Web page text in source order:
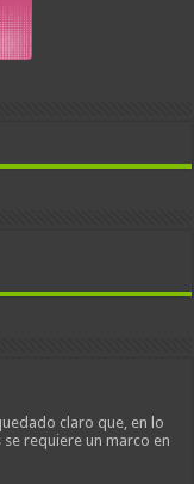
claro que, en lo
requiere un marco en